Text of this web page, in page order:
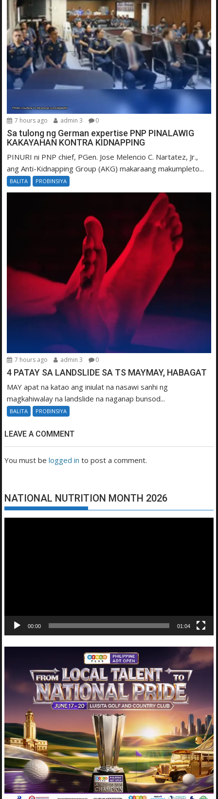
7 hours ago admin 3 0
Sa tulong ng German expertise PNP PINALAWIG
KAKAYAHAN KONTRA KIDNAPPING
PINURI ni PNP chief, PGen. Jose Melencio C. Nartatez, Jr.,
ang Anti-Kidnapping Group (AKG) makaraang makumpleto...
BALITA PROBINSIYA
7 hours ago admin 3 0
4 PATAY SA LANDSLIDE SA TS MAYMAY, HABAGAT
MAY apat na katao ang iniulat na nasawi sanhi ng
magkahiwalay na landslide na naganap bunsod...
BALITA PROBINSIYA
LEAVE A COMMENT
You must belogged in to post a comment.
NATIONAL NUTRITION MONTH 2026
00:00 01:04